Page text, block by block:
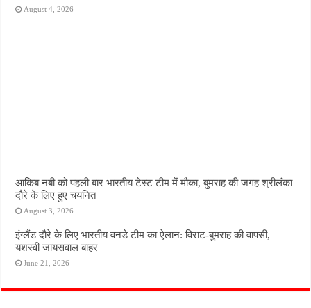
August 4, 2026
आकिब नबी को पहली बार भारतीय टेस्ट टीम में मौका, बुमराह की जगह श्रीलंका
दौरे के लिए हुए चयनित
August 3, 2026
इंग्लैंड दौरे के लिए भारतीय वनडे टीम का ऐलान: विराट-बुमराह की वापसी,
यशस्वी जायसवाल बाहर
June 21, 2026